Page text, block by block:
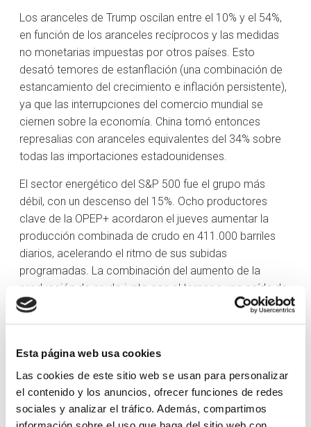
Esta página web usa cookies
Las cookies de este sitio web se usan para personalizar
el contenido y los anuncios, ofrecer funciones de redes
sociales y analizar el tráfico. Además, compartimos
Los aranceles de Trump oscilan entre el 10% y el 54%,
en función de los aranceles recíprocos y las medidas
no monetarias impuestas por otros países. Esto
desató temores de estanflación (una combinación de
estancamiento del crecimiento e inflación persistente),
ya que las interrupciones del comercio mundial se
ciernen sobre la economía. China tomó entonces
represalias con aranceles equivalentes del 34% sobre
todas las importaciones estadounidenses.
El sector energético del S&P 500 fue el grupo más
débil, con un descenso del 15%. Ocho productores
clave de la OPEP+ acordaron el jueves aumentar la
producción combinada de crudo en 411.000 barriles
diarios, acelerando el ritmo de sus subidas
programadas. La combinación del aumento de la
producción de crudo junto con el temor a una caída de
la demanda ante una posible recesión mundial provocó
que el precio del crudo WTI se desplomara más de un
62 dólares.
Los sectores tecnológico y financiero también se
desplomaron más de un 10%. Entre los valores
tecnológicos de gran capitalización, los más afectados